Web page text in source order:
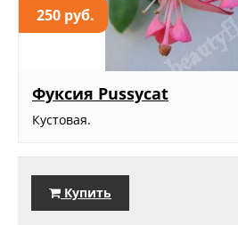
250 руб.
Фуксия Pussycat
Кустовая.
Купить